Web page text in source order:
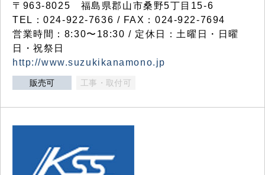
〒963-8025 福島県郡山市桑野5丁目15-6
TEL：024-922-7636 / FAX：024-922-7694
営業時間：8:30〜18:30 / 定休日：土曜日・日曜
日・祝祭日
http://www.suzukikanamono.jp
販売可 工事・取付可